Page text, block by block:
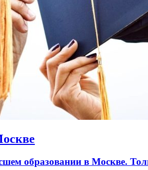
образовании в Москве.